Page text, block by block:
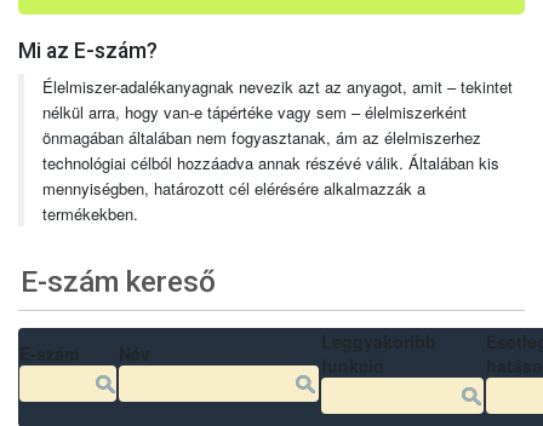
Mi az E-szám?
Élelmiszer-adalékanyagnak nevezik azt az anyagot, amit – tekintet
nélkül arra, hogy van-e tápértéke vagy sem – élelmiszerként
önmagában általában nem fogyasztanak, ám az élelmiszerhez
technológiai célból hozzáadva annak részévé válik. Általában kis
mennyiségben, határozott cél elérésére alkalmazzák a
termékekben.
E-szám kereső